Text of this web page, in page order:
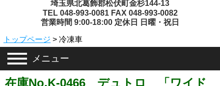
埼玉県北葛飾郡松伏町金杉144-13
TEL 048-993-0081 FAX 048-993-0082
営業時間 9:00-18:00 定休日 日曜・祝日
トップページ > 冷凍車
メニュー
在庫No.K-0466 デュトロ 「ワイド